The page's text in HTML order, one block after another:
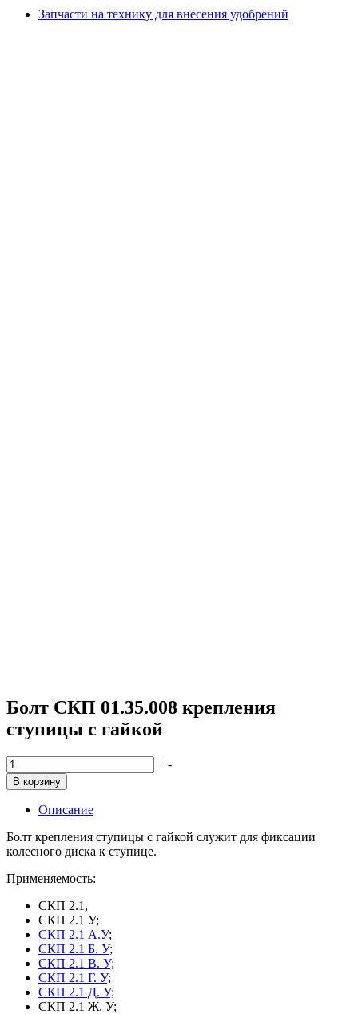
Запчасти на технику для внесения удобрений
Болт СКП 01.35.008 крепления
ступицы с гайкой
Количество
товара
Болт
СКП
01.35.008
крепления
ступицы
гайкой
+ -
В корзину
Описание
Болт крепления ступицы с гайкой служит для фиксации
колесного диска к ступице.
Применяемость:
СКП 2.1,
СКП 2.1 У;
СКП 2.1 А.У;
СКП 2.1 Б. У;
СКП 2.1 В. У;
СКП 2.1 Г. У;
СКП 2.1 Д. У;
СКП 2.1 Ж. У;